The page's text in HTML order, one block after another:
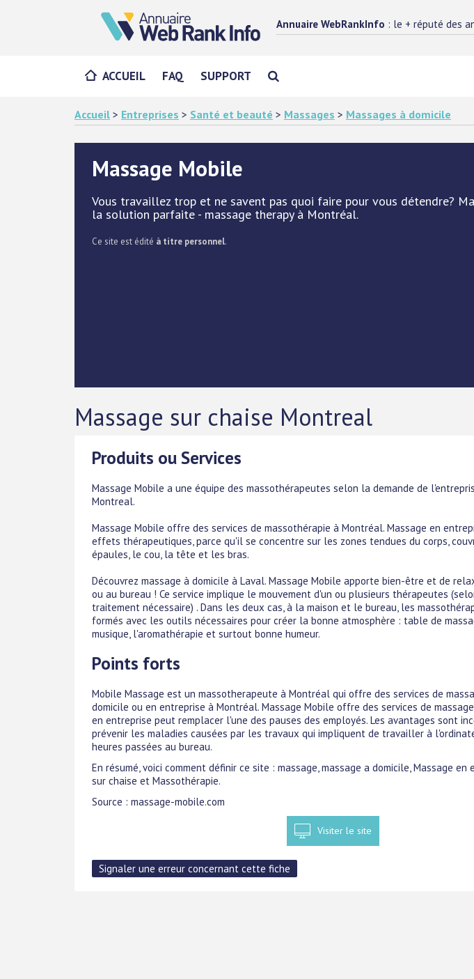
Annuaire WebRankInfo : le + réputé des
ACCUEIL FAQ SUPPORT
Accueil > Entreprises > Santé et beauté > Massages > Massages à domicile
Massage Mobile
Vous travaillez trop et ne savent pas quoi faire pour vous détendre?
la solution parfaite - massage therapy à Montréal.
Ce site est édité à titre personnel.
Massage sur chaise Montreal
Produits ou Services
Massage Mobile a une équipe des massothérapeutes selon la demande de
Montreal.
Massage Mobile offre des services de massothérapie à Montréal. Massage en
effets thérapeutiques, parce qu'il se concentre sur les zones tendues du corps,
épaules, le cou, la tête et les bras.
Découvrez massage à domicile à Laval. Massage Mobile apporte bien-être et de
ou au bureau ! Ce service implique le mouvement d'un ou plusieurs thérapeutes
traitement nécessaire) . Dans les deux cas, à la maison et le bureau, les
formés avec les outils nécessaires pour créer la bonne atmosphère : table de
musique, l'aromathérapie et surtout bonne humeur.
Points forts
Mobile Massage est un massotherapeute à Montréal qui offre des services de
domicile ou en entreprise à Montréal. Massage Mobile offre des services de
en entreprise peut remplacer l'une des pauses des employés. Les avantages sont
prévenir les maladies causées par les travaux qui impliquent de travailler à
heures passées au bureau.
En résumé, voici comment définir ce site : massage, massage a domicile, Massage en
sur chaise et Massothérapie.
Source : massage-mobile.com
Visiter le site